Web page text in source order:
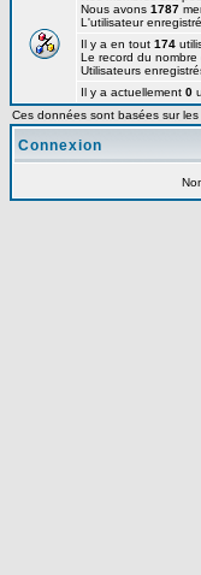
Nous avons 1787
L'utilisateur
Il y a en tout 174
Le record du
Utilisateurs
Il y a actuellement 0
Ces données sont basées sur
Connexion